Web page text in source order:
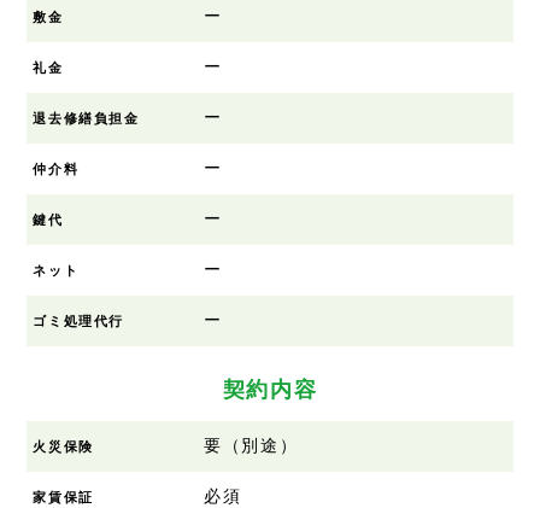
敷金 ー
礼金 ー
退去修繕負担金 ー
仲介料 ー
鍵代 ー
ネット ー
ゴミ処理代行 ー
契約内容
火災保険 要（別途）
家賃保証 必須